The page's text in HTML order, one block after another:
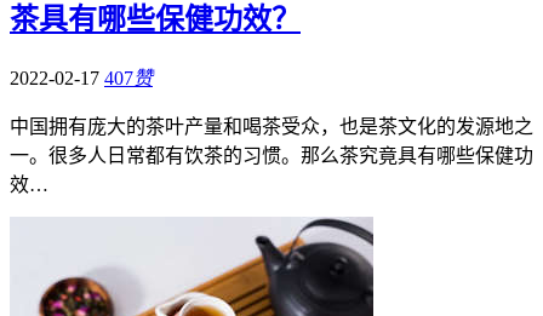
茶具有哪些保健功效？
2022-02-17 407赞
中国拥有庞大的茶叶产量和喝茶受众，也是茶文化的发源地之
一。很多人日常都有饮茶的习惯。那么茶究竟具有哪些保健功
效…